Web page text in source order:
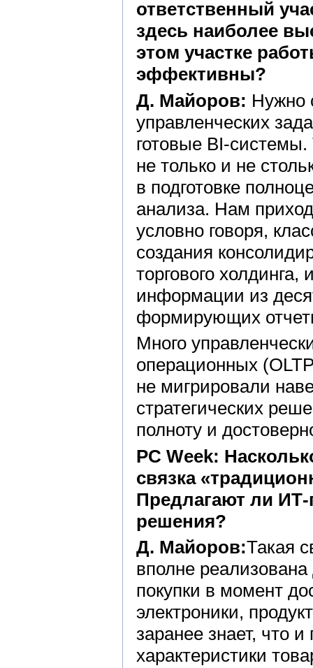
ответственный
здесь наиболее
этом участке
эффективны?
Д. Майоров: Нужно
управленческих
готовые BI-системы.
не только и не
в подготовке
анализа. Нам
условно говоря,
создания
торгового
информации из
формирующих
Много
операционных
не мигрировали
стратегических
полноту и
PC Week:
связка
Предлагают ли
решения?
Д. Майоров:Такая
вполне реализована
покупки в момент
электроники,
заранее знает, что
характеристики